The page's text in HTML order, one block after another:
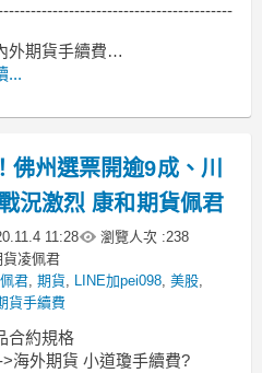
外期貨手續費
0935-884886
佩君
...
佛州選票開逾9成、川
況激烈 康和期貨佩君
11:28 瀏覽人次 :238
凌佩君
君,期貨, LINE加pei098,美股,
貨手續費
合約規格
海外期貨 小道瓊手續費?